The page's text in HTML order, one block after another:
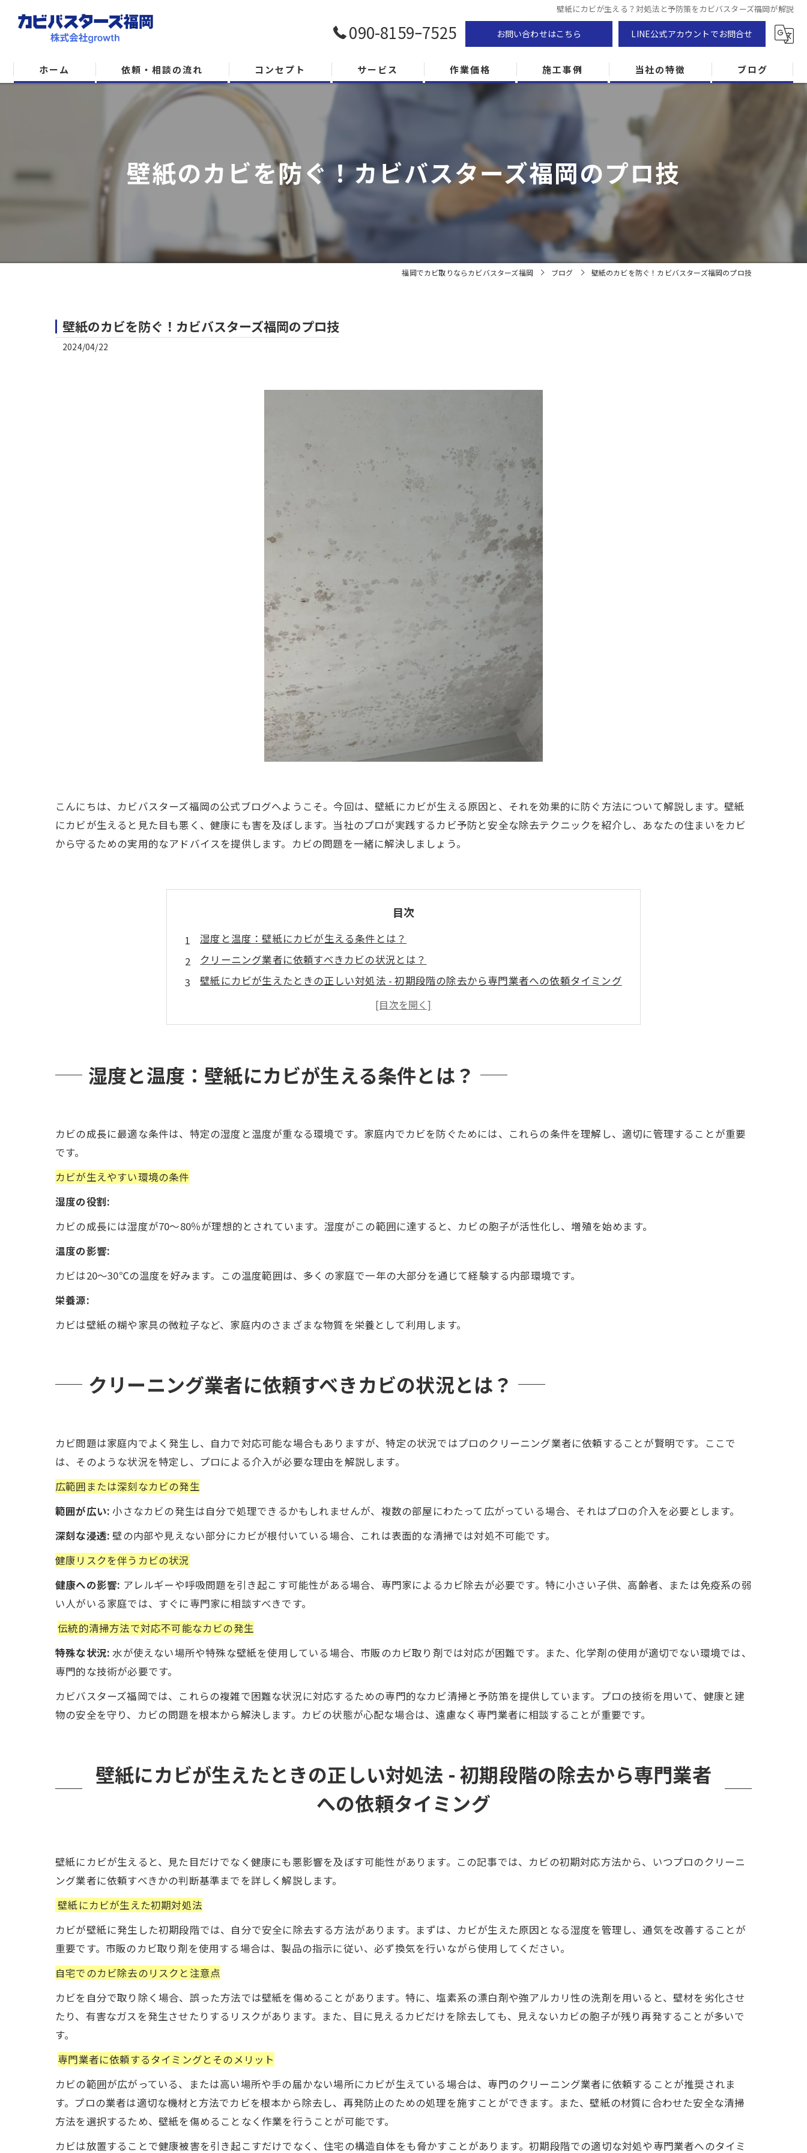
壁紙にカビが生える？対処法と予防策をカビバスターズ福岡が解説
090-8159ｰ7525 お問い合わせはこちら LINE公式アカウントでお問合せ
ホーム 依頼・相談の流れ コンセプト サービス 作業価格 施工事例 当社の特徴
防カビ
カビ専門
ZEH住宅
カビ検査
ブログ
壁紙のカビを防ぐ！カビバスターズ福岡のプロ技
福岡でカビ取りならカビバスターズ福岡 ブログ 壁紙のカビを防ぐ！カビバスターズ福岡のプロ技
壁紙のカビを防ぐ！カビバスターズ福岡のプロ技
2024/04/22
こんにちは、カビバスターズ福岡の公式ブログへようこそ。今回は、壁紙にカビが生える原因と、それを効果的に防ぐ方法について解説します。壁紙
にカビが生えると見た目も悪く、健康にも害を及ぼします。当社のプロが実践するカビ予防と安全な除去テクニックを紹介し、あなたの住まいをカビ
から守るための実用的なアドバイスを提供します。カビの問題を一緒に解決しましょう。
目次
湿度と温度：壁紙にカビが生える条件とは？
クリーニング業者に依頼すべきカビの状況とは？
壁紙にカビが生えたときの正しい対処法 - 初期段階の除去から専門業者への依頼タイミング
カビの健康リスクと家庭でできる予防策
カビが広がる前に: 早めの対策とカビバスターズ福岡の役割
湿度と温度：壁紙にカビが生える条件とは？
カビの成長に最適な条件は、特定の湿度と温度が重なる環境です。家庭内でカビを防ぐためには、これらの条件を理解し、適切に管理することが重要
です。
カビが生えやすい環境の条件
湿度の役割:
カビの成長には湿度が70～80％が理想的とされています。湿度がこの範囲に達すると、カビの胞子が活性化し、増殖を始めます。
温度の影響:
カビは20～30℃の温度を好みます。この温度範囲は、多くの家庭で一年の大部分を通じて経験する内部環境です。
栄養源:
カビは壁紙の糊や家具の微粒子など、家庭内のさまざまな物質を栄養として利用します。
クリーニング業者に依頼すべきカビの状況とは？
カビ問題は家庭内でよく発生し、自力で対応可能な場合もありますが、特定の状況ではプロのクリーニング業者に依頼することが賢明です。ここで
は、そのような状況を特定し、プロによる介入が必要な理由を解説します。
広範囲または深刻なカビの発生
範囲が広い:小さなカビの発生は自分で処理できるかもしれませんが、複数の部屋にわたって広がっている場合、それはプロの介入を必要とします。
深刻な浸透:壁の内部や見えない部分にカビが根付いている場合、これは表面的な清掃では対処不可能です。
健康リスクを伴うカビの状況
健康への影響: アレルギーや呼吸問題を引き起こす可能性がある場合、専門家によるカビ除去が必要です。特に小さい子供、高齢者、または免疫系の弱
い人がいる家庭では、すぐに専門家に相談すべきです。
伝統的清掃方法で対応不可能なカビの発生
特殊な状況:水が使えない場所や特殊な壁紙を使用している場合、市販のカビ取り剤では対応が困難です。また、化学剤の使用が適切でない環境では、
専門的な技術が必要です。
カビバスターズ福岡では、これらの複雑で困難な状況に対応するための専門的なカビ清掃と予防策を提供しています。プロの技術を用いて、健康と建
物の安全を守り、カビの問題を根本から解決します。カビの状態が心配な場合は、遠慮なく専門業者に相談することが重要です。
壁紙にカビが生えたときの正しい対処法 - 初期段階の除去から専門業者
への依頼タイミング
壁紙にカビが生えると、見た目だけでなく健康にも悪影響を及ぼす可能性があります。この記事では、カビの初期対応方法から、いつプロのクリーニ
ング業者に依頼すべきかの判断基準までを詳しく解説します。
壁紙にカビが生えた初期対処法
カビが壁紙に発生した初期段階では、自分で安全に除去する方法があります。まずは、カビが生えた原因となる湿度を管理し、通気を改善することが
重要です。市販のカビ取り剤を使用する場合は、製品の指示に従い、必ず換気を行いながら使用してください。
自宅でのカビ除去のリスクと注意点
カビを自分で取り除く場合、誤った方法では壁紙を傷めることがあります。特に、塩素系の漂白剤や強アルカリ性の洗剤を用いると、壁材を劣化させ
たり、有害なガスを発生させたりするリスクがあります。また、目に見えるカビだけを除去しても、見えないカビの胞子が残り再発することが多いで
す。
専門業者に依頼するタイミングとそのメリット
カビの範囲が広がっている、または高い場所や手の届かない場所にカビが生えている場合は、専門のクリーニング業者に依頼することが推奨されま
す。プロの業者は適切な機材と方法でカビを根本から除去し、再発防止のための処理を施すことができます。また、壁紙の材質に合わせた安全な清掃
方法を選択するため、壁紙を傷めることなく作業を行うことが可能です。
カビは放置することで健康被害を引き起こすだけでなく、住宅の構造自体をも脅かすことがあります。初期段階での適切な対処や専門業者へのタイミ